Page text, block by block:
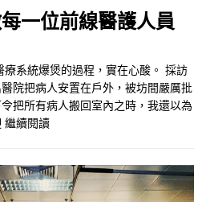
一位前線醫護人員
系統爆煲的過程，實在心酸。 採訪
院把病人安置在戶外，被坊間嚴厲批
把所有病人搬回室內之時，我還以為
繼續閱讀